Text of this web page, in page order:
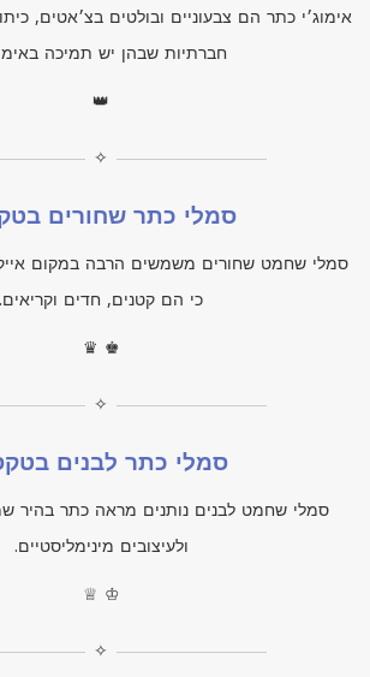
אימוג׳י כתר הם צבעוניים ובולטים בצ׳אטים,
חברתיות שבהן יש תמיכה
👑
✧
סמלי כתר שחורים
סמלי שחמט שחורים משמשים הרבה במקום
כי הם קטנים, חדים וקריאים.
♛ ♚
✧
סמלי כתר לבנים
סמלי שחמט לבנים נותנים מראה כתר בהיר
ולעיצובים מינימליסטיים.
♕ ♔
✧